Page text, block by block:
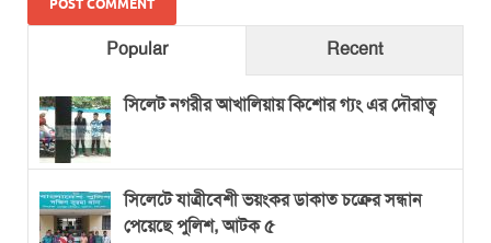
Popular Recent
সিলেট নগরীর আখালিয়ায় কিশোর গ্যং এর দৌরাত্ব
সিলেটে যাত্রীবেশী ভয়ংকর ডাকাত চক্রের সন্ধান
পেয়েছে পুলিশ, আটক ৫